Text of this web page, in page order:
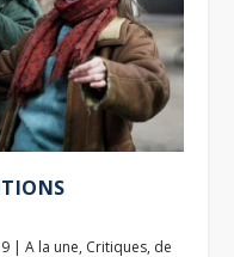
|A la une, Critiques, de